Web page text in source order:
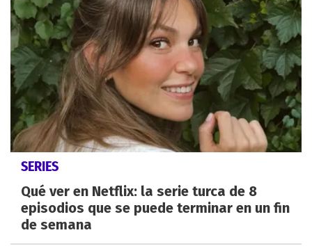
SERIES
Qué ver en Netflix: la serie turca de 8
episodios que se puede terminar en un fin
de semana